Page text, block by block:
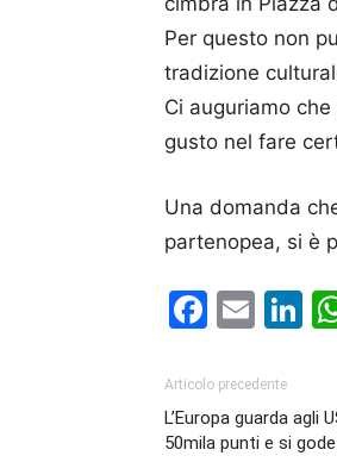
Per questo non
tradizione
Ci auguriamo
gusto nel fare
Una domanda
partenopea, si è
Articolo precedente
L’Europa guarda agli
50mila punti e si